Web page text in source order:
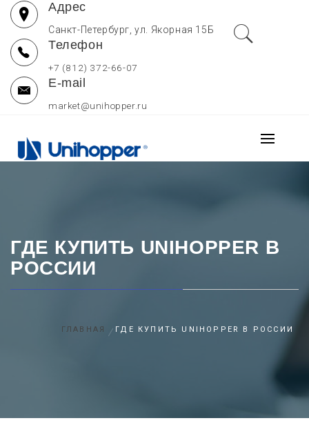
Перейти
содержимому
Адрес
Санкт-Петербург, ул. Якорная 15Б
Телефон
+7 (812) 372-66-07
E-mail
market@unihopper.ru
UNIHOPPER РОССИЯ
МЕБЕЛЬНЫЕ
Основное
меню
ГДЕ КУПИТЬ UNIHOPPER В
РОССИИ
ГЛАВНАЯ ГДЕ КУПИТЬ UNIHOPPER В РОССИИ